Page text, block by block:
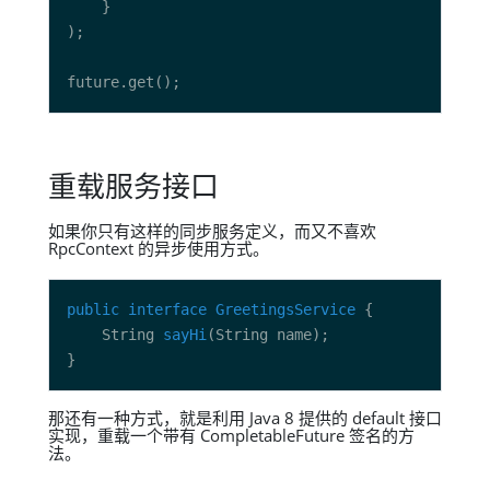
重载服务接口
如果你只有这样的同步服务定义，而又不喜欢
RpcContext 的异步使用方式。
public interface GreetingsService
    String
sayHi
那还有一种方式，就是利用 Java 8 提供的 default 接口
实现，重载一个带有 CompletableFuture 签名的方
法。